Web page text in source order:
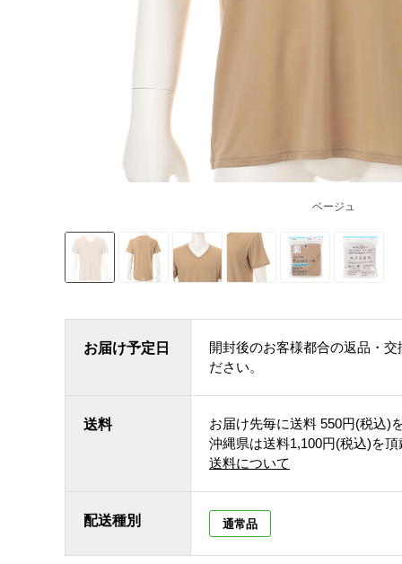
ベージュ
お届け予定日
開封後のお客様都合の返品・
ださい。
送料 お届け先毎に送料 550円(税込)
沖縄県は送料1,100円(税込)を
送料について
配送種別 通常品